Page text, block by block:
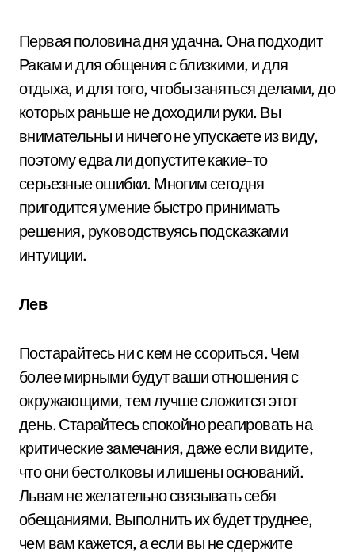
Первая половина дня удачна. Она подходит
Ракам и для общения с близкими, и для
отдыха, и для того, чтобы заняться делами, до
которых раньше не доходили руки. Вы
внимательны и ничего не упускаете из виду,
поэтому едва ли допустите какие-то
серьезные ошибки. Многим сегодня
пригодится умение быстро принимать
решения, руководствуясь подсказками
интуиции.
Лев
Постарайтесь ни с кем не ссориться. Чем
более мирными будут ваши отношения с
окружающими, тем лучше сложится этот
день. Старайтесь спокойно реагировать на
критические замечания, даже если видите,
что они бестолковы и лишены оснований.
Львам не желательно связывать себя
обещаниями. Выполнить их будет труднее,
чем вам кажется, а если вы не сдержите